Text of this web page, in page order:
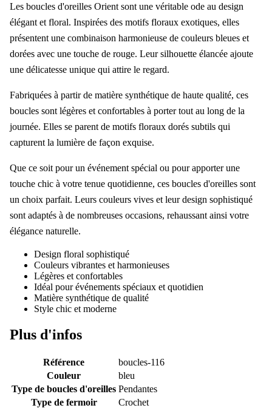
Les boucles d'oreilles Orient sont une véritable ode au design
élégant et floral. Inspirées des motifs floraux exotiques, elles
présentent une combinaison harmonieuse de couleurs bleues et
dorées avec une touche de rouge. Leur silhouette élancée ajoute
une délicatesse unique qui attire le regard.
Fabriquées à partir de matière synthétique de haute qualité, ces
boucles sont légères et confortables à porter tout au long de la
journée. Elles se parent de motifs floraux dorés subtils qui
capturent la lumière de façon exquise.
Que ce soit pour un événement spécial ou pour apporter une
touche chic à votre tenue quotidienne, ces boucles d'oreilles sont
un choix parfait. Leurs couleurs vives et leur design sophistiqué
sont adaptés à de nombreuses occasions, rehaussant ainsi votre
élégance naturelle.
Design floral sophistiqué
Couleurs vibrantes et harmonieuses
Légères et confortables
Idéal pour événements spéciaux et quotidien
Matière synthétique de qualité
Style chic et moderne
Plus d'infos
Référence
boucles-116
Couleur
bleu
Type de boucles d'oreilles Pendantes
Type de fermoir
Crochet